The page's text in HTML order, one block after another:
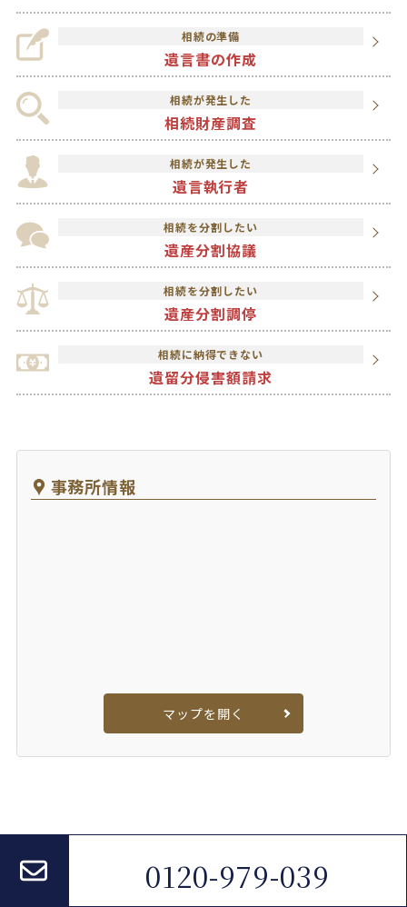
相続の準備
遺言書の作成
相続が発生した
相続財産調査
相続が発生した
遺言執行者
相続を分割したい
遺産分割協議
相続を分割したい
遺産分割調停
相続に納得できない
遺留分侵害額請求
事務所情報
マップを開く
貯金・預金の相続に必要な手続き0120-979-039